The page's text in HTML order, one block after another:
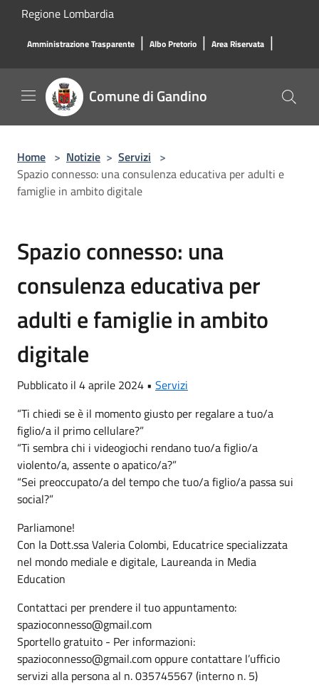
Salta al contenuto principale
Regione Lombardia
Amministrazione Trasparente | Albo Pretorio | Area Riservata |
Comune di Gandino
Home > Notizie > Servizi >
Spazio connesso: una consulenza educativa per adulti e
famiglie in ambito digitale
Spazio connesso: una
consulenza educativa per
adulti e famiglie in ambito
digitale
Pubblicato il 4 aprile 2024 • Servizi
“Ti chiedi se è il momento giusto per regalare a tuo/a
figlio/a il primo cellulare?”
“Ti sembra chi i videogiochi rendano tuo/a figlio/a
violento/a, assente o apatico/a?”
“Sei preoccupato/a del tempo che tuo/a figlio/a passa sui
social?”
Parliamone!
Con la Dott.ssa Valeria Colombi, Educatrice specializzata
nel mondo mediale e digitale, Laureanda in Media
Education
Contattaci per prendere il tuo appuntamento:
spazioconnesso@gmail.com
Sportello gratuito - Per informazioni:
spazioconnesso@gmail.com oppure contattare l’ufficio
servizi alla persona al n. 035745567 (interno n. 5)